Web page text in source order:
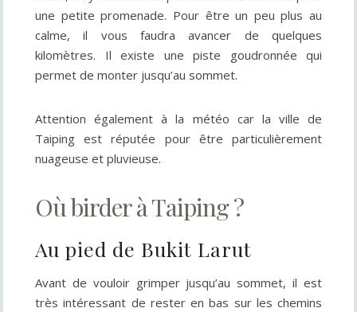
une petite promenade. Pour être un peu plus au
calme, il vous faudra avancer de quelques
kilomètres. Il existe une piste goudronnée qui
permet de monter jusqu’au sommet.
Attention également à la météo car la ville de
Taiping est réputée pour être particulièrement
nuageuse et pluvieuse.
Où birder à Taiping ?
Au pied de Bukit Larut
Avant de vouloir grimper jusqu’au sommet, il est
très intéressant de rester en bas sur les chemins